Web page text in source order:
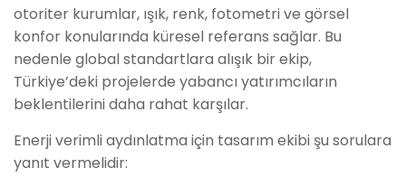
otoriter kurumlar, ışık, renk, fotometri ve görsel
konfor konularında küresel referans sağlar. Bu
nedenle global standartlara alışık bir ekip,
Türkiye’deki projelerde yabancı yatırımcıların
beklentilerini daha rahat karşılar.
Enerji verimli aydınlatma için tasarım ekibi şu sorulara
yanıt vermelidir: